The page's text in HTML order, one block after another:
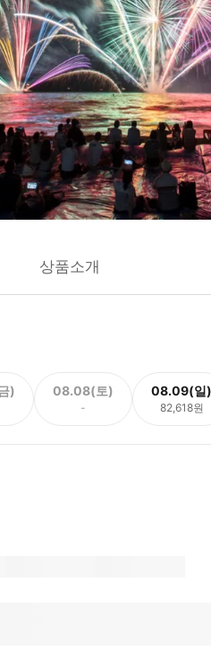
상품소개
) 08.08(토)
-
08.09(일)
82,618원